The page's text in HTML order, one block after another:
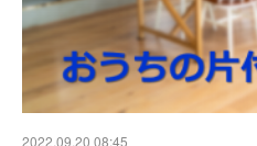
2022.09.20 08:45